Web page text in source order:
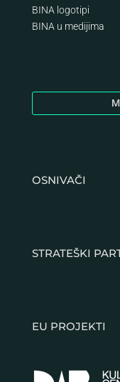
BINA logotipi
BINA u medijima
OSNIVAČI
STRATEŠKI
EU PROJEKTI